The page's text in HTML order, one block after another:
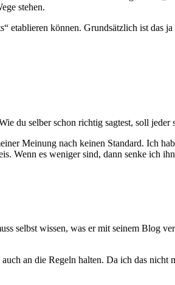
stehen.
etablieren können. Grundsätzlich ist das ja
du selber schon richtig sagtest, soll
Meinung nach keinen Standard. Ich
Wenn es weniger sind, dann senke ich
selbst wissen, was er mit seinem Blog
an die Regeln halten. Da ich das